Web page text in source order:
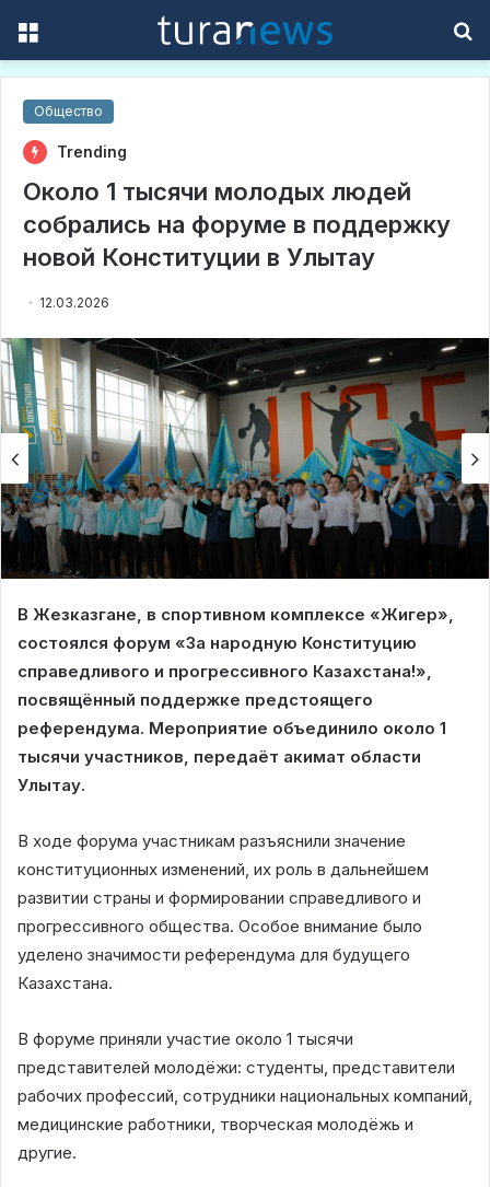
Общество
Trending
Около 1 тысячи молодых людей
собрались на форуме в поддержку
новой Конституции в Улытау
12.03.2026
В Жезказгане, в спортивном комплексе «Жигер»,
состоялся форум «За народную Конституцию
справедливого и прогрессивного Казахстана!»,
посвящённый поддержке предстоящего
референдума. Мероприятие объединило около 1
тысячи участников, передаёт акимат области
Улытау.
В ходе форума участникам разъяснили значение
конституционных изменений, их роль в дальнейшем
развитии страны и формировании справедливого и
прогрессивного общества. Особое внимание было
уделено значимости референдума для будущего
Казахстана.
В форуме приняли участие около 1 тысячи
представителей молодёжи: студенты, представители
рабочих профессий, сотрудники национальных компаний,
медицинские работники, творческая молодёжь и
другие.